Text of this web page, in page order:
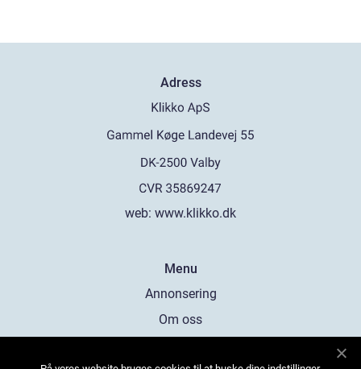
Adress
web: www.klikko.dk
Menu
Annonsering
Om oss